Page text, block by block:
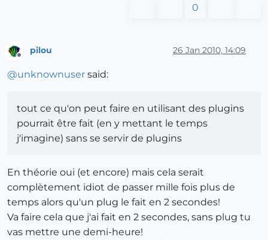
0
Offline
pilou 26 Jan 2010, 14:09
@unknownuser said:
tout ce qu'on peut faire en utilisant des plugins
pourrait être fait (en y mettant le temps
j'imagine) sans se servir de plugins
En théorie oui (et encore) mais cela serait
complètement idiot de passer mille fois plus de
temps alors qu'un plug le fait en 2 secondes!
Va faire cela que j'ai fait en 2 secondes, sans plug tu
vas mettre une demi-heure!